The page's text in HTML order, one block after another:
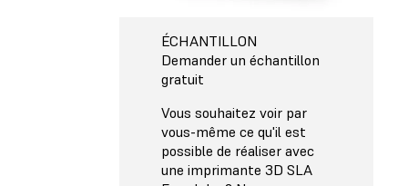
ÉCHANTILLON
Demander un échantillon
gratuit
Vous souhaitez voir par
vous-même ce qu'il est
possible de réaliser avec
une imprimante 3D SLA